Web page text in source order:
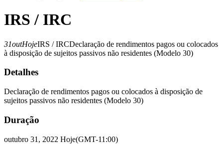
IRS / IRC
31outHojeIRS / IRCDeclaração de rendimentos pagos ou colocados
à disposição de sujeitos passivos não residentes (Modelo 30)
Detalhes
Declaração de rendimentos pagos ou colocados à disposição de
sujeitos passivos não residentes (Modelo 30)
Duração
outubro 31, 2022 Hoje(GMT-11:00)